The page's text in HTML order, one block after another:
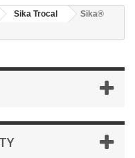
Sika Trocal
Sika®